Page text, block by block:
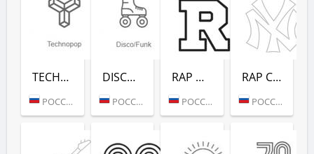
TECHNOPOP (РАДИО РЕКОРД)
РОССИЯ (МОСКВА)
DISCO/FUNK (РАДИО РЕКОРД)
РОССИЯ (МОСКВА)
RAP HITS (РАДИО РЕКОРД)
РОССИЯ (МОСКВА)
RAP CLASSICS (РАДИО РЕКОРД)
РОССИЯ (МОСКВА)